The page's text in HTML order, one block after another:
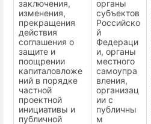
заключения,
изменения,
прекращения
действия
соглашения о
защите и
поощрении
капиталовложе
ний в порядке
частной
проектной
инициативы и
публичной
органы
субъектов
Российско
й
Федераци
и, органы
местного
самоупра
вления,
организац
ии с
публичны
м